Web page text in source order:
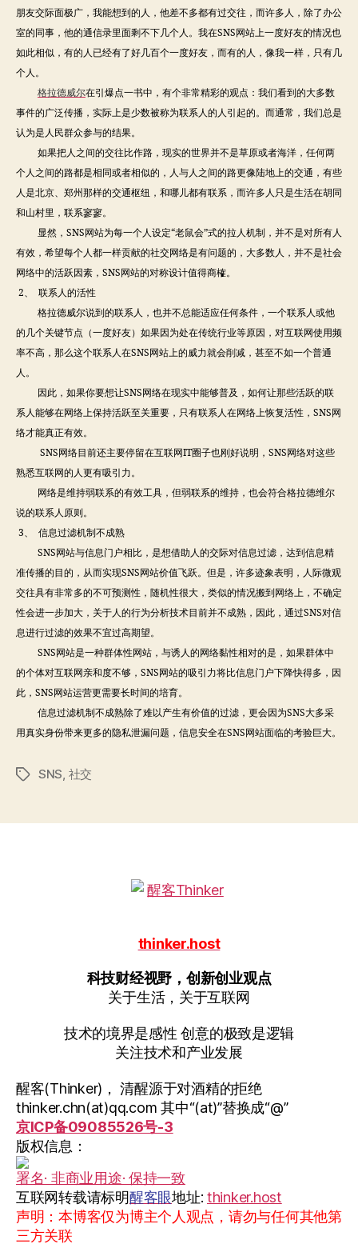
朋友交际面极广，我能想到的人，他差不多都有过交往，而许多人，除了办公
室的同事，他的通信录里面剩不下几个人。我在SNS网站上一度好友的情况也
如此相似，有的人已经有了好几百个一度好友，而有的人，像我一样，只有几
个人。
格拉德威尔在引爆点一书中，有个非常精彩的观点：我们看到的大多数
事件的广泛传播，实际上是少数被称为联系人的人引起的。而通常，我们总是
认为是人民群众参与的结果。
如果把人之间的交往比作路，现实的世界并不是草原或者海洋，任何两
个人之间的路都是相同或者相似的，人与人之间的路更像陆地上的交通，有些
人是北京、郑州那样的交通枢纽，和哪儿都有联系，而许多人只是生活在胡同
和山村里，联系寥寥。
显然，SNS网站为每一个人设定“老鼠会”式的拉人机制，并不是对所有人
有效，希望每个人都一样贡献的社交网络是有问题的，大多数人，并不是社会
网络中的活跃因素，SNS网站的对称设计值得商榷。
2、 联系人的活性
格拉德威尔说到的联系人，也并不总能适应任何条件，一个联系人或他
的几个关键节点（一度好友）如果因为处在传统行业等原因，对互联网使用频
率不高，那么这个联系人在SNS网站上的威力就会削减，甚至不如一个普通
人。
因此，如果你要想让SNS网络在现实中能够普及，如何让那些活跃的联
系人能够在网络上保持活跃至关重要，只有联系人在网络上恢复活性，SNS网
络才能真正有效。
SNS网络目前还主要停留在互联网IT圈子也刚好说明，SNS网络对这些
熟悉互联网的人更有吸引力。
网络是维持弱联系的有效工具，但弱联系的维持，也会符合格拉德维尔
说的联系人原则。
3、 信息过滤机制不成熟
SNS网站与信息门户相比，是想借助人的交际对信息过滤，达到信息精
准传播的目的，从而实现SNS网站价值飞跃。但是，许多迹象表明，人际微观
交往具有非常多的不可预测性，随机性很大，类似的情况搬到网络上，不确定
性会进一步加大，关于人的行为分析技术目前并不成熟，因此，通过SNS对信
息进行过滤的效果不宜过高期望。
SNS网站是一种群体性网站，与诱人的网络黏性相对的是，如果群体中
的个体对互联网亲和度不够，SNS网站的吸引力将比信息门户下降快得多，因
此，SNS网站运营更需要长时间的培育。
信息过滤机制不成熟除了难以产生有价值的过滤，更会因为SNS大多采
用真实身份带来更多的隐私泄漏问题，信息安全在SNS网站面临的考验巨大。
标
SNS 社交
thinker.host
科技财经视野，创新创业观点
关于生活，关于互联网
技术的境界是感性 创意的极致是逻辑
关注技术和产业发展
醒客(Thinker)， 清醒源于对酒精的拒绝
thinker.chn(at)qq.com 其中“(at)”替换成“@”
京ICP备09085526号-3
版权信息：
署名· 非商业用途· 保持一致
互联网转载请标明醒客眼地址: thinker.host
声明：本博客仅为博主个人观点，请勿与任何其他第
三方关联